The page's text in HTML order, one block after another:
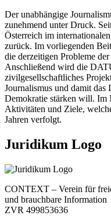
Der unabhängige
zunehmend unter Druck.
Österreich im
zurück. Im vorliegenden
die derzeitigen Probleme
Anschließend wird die
zivilgesellschaftliches
Journalismus und damit das
Demokratie stärken will. Im
Aktivitäten und Ziele,
Jahren verfolgt.
Juridikum Logo
CONTEXT – Verein für
und brauchbare Information
ZVR 499853636